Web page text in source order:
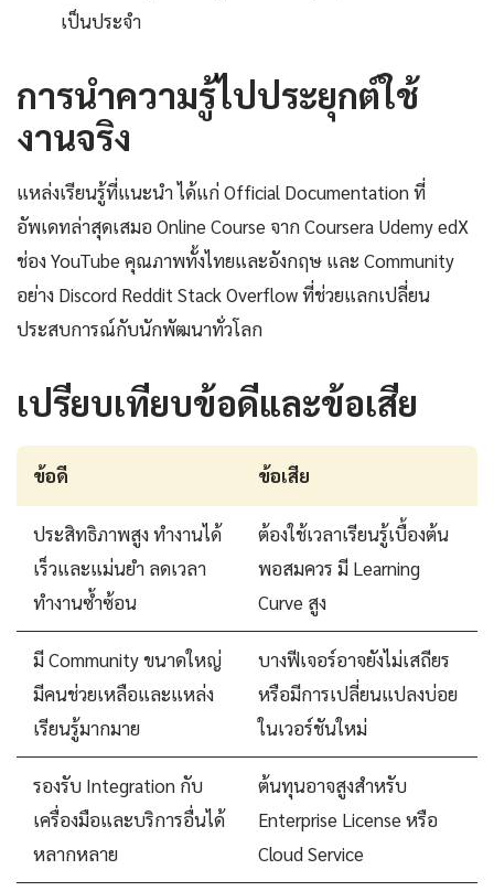
เป็นประจำ
การนำความรู้ไปประยุกต์ใช้
งานจริง
แหล่งเรียนรู้ที่แนะนำ ได้แก่ Official Documentation ที่
อัพเดทล่าสุดเสมอ Online Course จาก Coursera Udemy edX
ช่อง YouTube คุณภาพทั้งไทยและอังกฤษ และ Community
อย่าง Discord Reddit Stack Overflow ที่ช่วยแลกเปลี่ยน
ประสบการณ์กับนักพัฒนาทั่วโลก
เปรียบเทียบข้อดีและข้อเสีย
ข้อดี ข้อเสีย
ประสิทธิภาพสูง ทำงานได้
เร็วและแม่นยำ ลดเวลา
ทำงานซ้ำซ้อน
ต้องใช้เวลาเรียนรู้เบื้องต้น
พอสมควร มี Learning
Curve สูง
มี Community ขนาดใหญ่
มีคนช่วยเหลือและแหล่ง
เรียนรู้มากมาย
บางฟีเจอร์อาจยังไม่เสถียร
หรือมีการเปลี่ยนแปลงบ่อย
ในเวอร์ชันใหม่
รองรับ Integration กับ
เครื่องมือและบริการอื่นได้
หลากหลาย
ต้นทุนอาจสูงสำหรับ
Enterprise License หรือ
Cloud Service